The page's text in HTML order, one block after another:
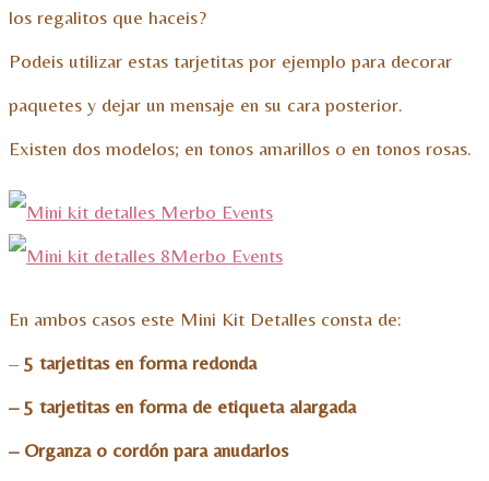
los regalitos que haceis?
Podeis utilizar estas tarjetitas por ejemplo para decorar
paquetes y dejar un mensaje en su cara posterior.
Existen dos modelos; en tonos amarillos o en tonos rosas.
En ambos casos este Mini Kit Detalles consta de:
– 5 tarjetitas en forma redonda
– 5 tarjetitas en forma de etiqueta alargada
– Organza o cordón para anudarlos